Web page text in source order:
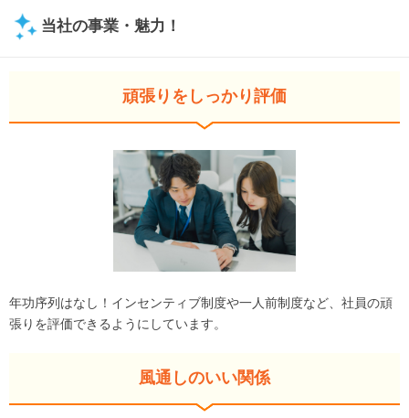
当社の事業・魅力！
頑張りをしっかり評価
年功序列はなし！インセンティブ制度や一人前制度など、社員の頑
張りを評価できるようにしています。
風通しのいい関係